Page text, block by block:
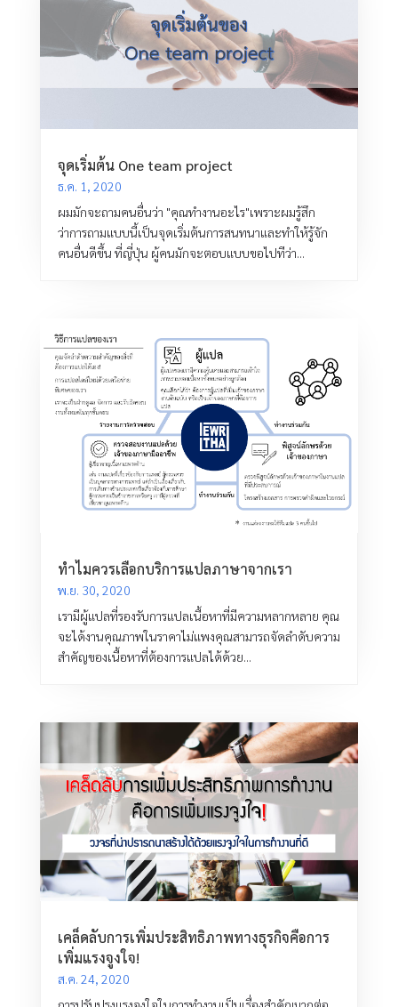
จุดเริ่มต้น One team project
ธ.ค. 1, 2020
ผมมักจะถามคนอื่นว่า "คุณทำงานอะไร"เพราะผมรู้สึก
ว่าการถามแบบนี้เป็นจุดเริ่มต้นการสนทนาและทำให้รู้จัก
คนอื่นดีขึ้น ที่ญี่ปุ่น ผู้คนมักจะตอบแบบขอไปทีว่า...
ทำไมควรเลือกบริการแปลภาษาจากเรา
พ.ย. 30, 2020
เรามีผู้แปลที่รองรับการแปลเนื้อหาที่มีความหลากหลาย คุณ
จะได้งานคุณภาพในราคาไม่แพงคุณสามารถจัดลำดับความ
สำคัญของเนื้อหาที่ต้องการแปลได้ด้วย...
เคล็ดลับการเพิ่มประสิทธิภาพทางธุรกิจคือการ
เพิ่มแรงจูงใจ!
ส.ค. 24, 2020